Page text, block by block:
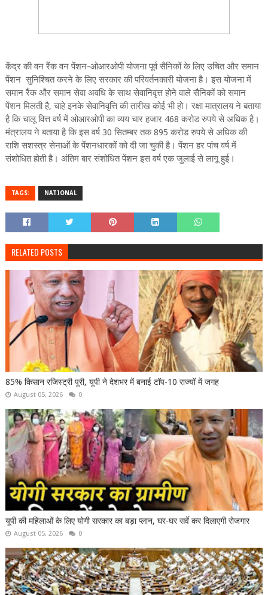
केंद्र की वन रैंक वन पेंशन-ओआरओपी योजना पूर्व सैनिकों के लिए उचित और समान
पेंशन सुनिश्चित करने के लिए सरकार की परिवर्तनकारी योजना है। इस योजना में
समान रैंक और समान सेवा अवधि के साथ सेवानिवृत्त होने वाले सैनिकों को समान
पेंशन मिलती है, चाहे इनके सेवानिवृत्ति की तारीख कोई भी हो। रक्षा मात्रालय ने बताया
है कि चालू वित्त वर्ष में ओआरओपी का व्‍यय चार हजार 468 करोड रुपये से अधिक है।
मंत्रालय ने बताया है कि इस वर्ष 30 सितम्‍बर तक 895 करोड रुपये से अधिक की
राशि सशस्‍त्र सेनाओं के पेंशनधारकों को दी जा चुकी है। पेंशन हर पांच वर्ष में
संशोधित होती है। अंतिम बार संशोधित पेंशन इस वर्ष एक जुलाई से लागू हुई।
TAGS: NATIONAL
RELATED POSTS
85% किसान रजिस्ट्री पूरी, यूपी ने देशभर में बनाई टॉप-10 राज्यों में जगह
August 05, 2026 0
यूपी की महिलाओं के लिए योगी सरकार का बड़ा प्लान, घर-घर सर्वे कर दिलाएगी रोजगार
August 05, 2026 0